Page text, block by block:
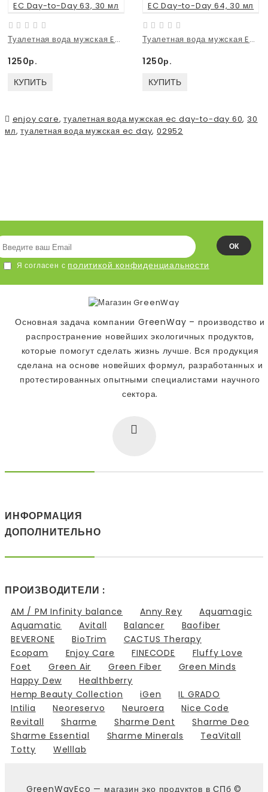
Туалетная вода мужская EC Day-to-Day 63, 30 мл
1250р.
КУПИТЬ
Туалетная вода мужская EC Day-to-Day 64, 30 мл
1250р.
КУПИТЬ
enjoy care,туалетная вода мужская ec day-to-day 60, 30
мл,туалетная вода мужская ec day,02952
ОК
Я согласен с политикой конфиденциальности
Основная задача компании GreenWay – производство и
распространение новейших экологичных продуктов,
которые помогут сделать жизнь лучше. Вся продукция
сделана на основе новейших формул, разработанных и
протестированных опытными специалистами научного
сектора.
ИНФОРМАЦИЯ
ДОПОЛНИТЕЛЬНО
ПРОИЗВОДИТЕЛИ :
AM / PM Infinity balance Anny Rey
Aquamagic
Aquamatic
Avitall Balancer
Baofiber
BEVERONE
BioTrim
CACTUS Therapy
Ecopam
Enjoy Care FINECODE
Fluffy Love
Foet
Green Air Green Fiber
Green Minds
Happy Dew
Healthberry
Hemp Beauty Collection
iGen
IL GRADO
Intilia
Neoreservo Neuroera
Nice Code
Revitall
Sharme Sharme Dent
Sharme Deo
Sharme Essential
Sharme Minerals
TeaVitall
Totty
Welllab
GreenWayEco — магазин эко продуктов в СПб ©